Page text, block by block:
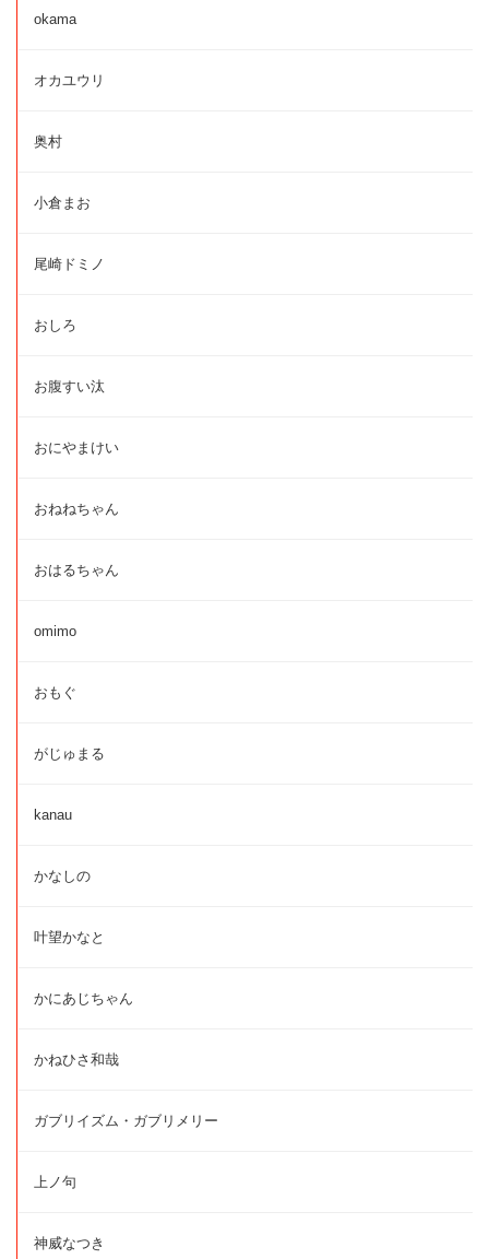
okama
オカユウリ
奥村
小倉まお
尾崎ドミノ
おしろ
お腹すい汰
おにやまけい
おねねちゃん
おはるちゃん
omimo
おもぐ
がじゅまる
kanau
かなしの
叶望かなと
かにあじちゃん
かねひさ和哉
ガブリイズム・ガブリメリー
上ノ句
神威なつき